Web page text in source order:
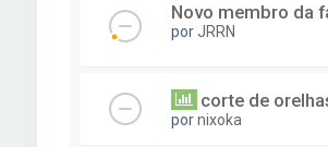
Novo membro da
por JRRN
corte de
pornixoka